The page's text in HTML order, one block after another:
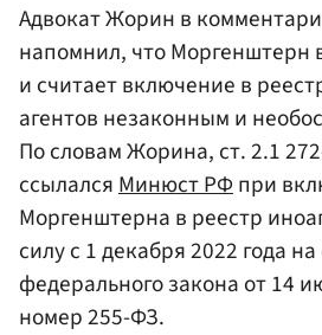
Адвокат Жорин в
напомнил, что Моргенштерн
и считает включение в
агентов незаконным и
По словам Жорина, ст. 2.1
ссылалсяМинюст РФпри
Моргенштерна в реестр
силу с 1 декабря 2022 года
федерального закона от 14
номер 255-ФЗ.